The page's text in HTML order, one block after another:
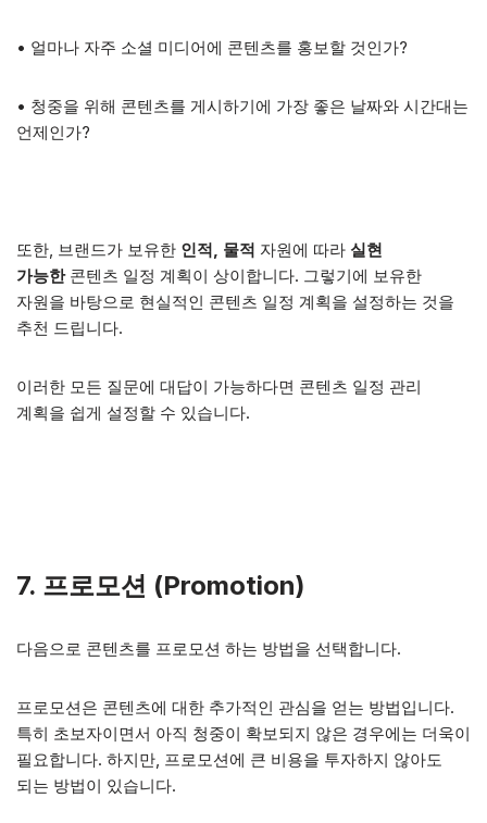
• 얼마나 자주 소셜 미디어에 콘텐츠를 홍보할 것인가?
• 청중을 위해 콘텐츠를 게시하기에 가장 좋은 날짜와 시간대는
언제인가?
또한, 브랜드가 보유한 인적, 물적 자원에 따라 실현
가능한콘텐츠 일정 계획이 상이합니다. 그렇기에 보유한
자원을 바탕으로 현실적인 콘텐츠 일정 계획을 설정하는 것을
추천 드립니다.
이러한 모든 질문에 대답이 가능하다면 콘텐츠 일정 관리
계획을 쉽게 설정할 수 있습니다.
7. 프로모션 (Promotion)
다음으로 콘텐츠를 프로모션 하는 방법을 선택합니다.
프로모션은 콘텐츠에 대한 추가적인 관심을 얻는 방법입니다.
특히 초보자이면서 아직 청중이 확보되지 않은 경우에는 더욱이
필요합니다. 하지만, 프로모션에 큰 비용을 투자하지 않아도
되는 방법이 있습니다.